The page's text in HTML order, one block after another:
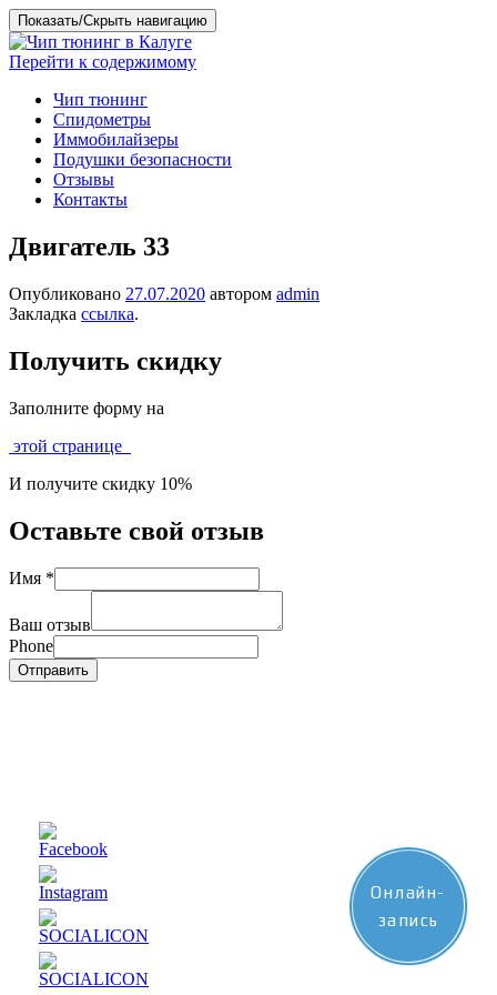
Показать/Скрыть навигацию
Перейти к содержимому
Чип тюнинг
Спидометры
Иммобилайзеры
Подушки безопасности
Отзывы
Контакты
Двигатель 33
Опубликовано 27.07.2020 автором admin
Закладка ссылка.
Получить скидку
Заполните форму на
этой странице
И получите скидку 10%
Оставьте свой отзыв
Имя *
Ваш отзыв
Phone
Отправить
Онлайн-
запись